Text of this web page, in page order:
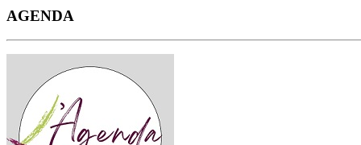
AGENDA